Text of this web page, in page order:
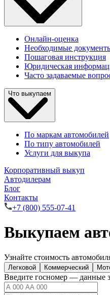
Онлайн-оценка
Необходимые
Пошаговая инструкция
Юридическая
Часто задаваемые
Что выкупаем
По маркам автомобилей
По типу автомобилей
Услуги для выкупа
Корпоративный выкуп
Автодилерам
Блог
Контакты
+7 (800) 555-07-41
Выкупаем
Узнайте стоимость
Легковой Коммерческий
Введите госномер — данные